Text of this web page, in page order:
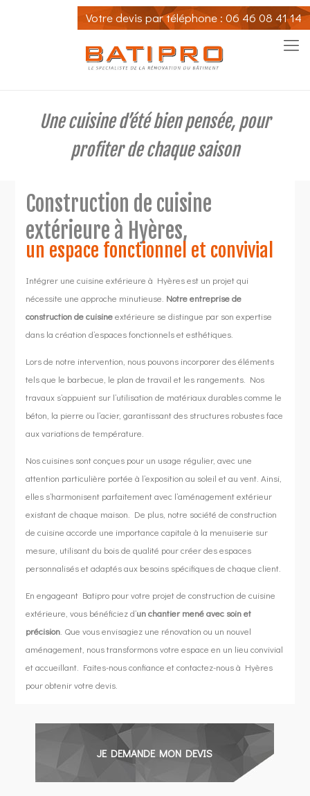
Votre devis partéléphone : 06 46 08 41 14
Une cuisine d’été bien pensée, pour
profiter de chaque saison
Construction de cuisine
extérieure à Hyères,
un espace fonctionnel et convivial
Intégrer une cuisine extérieure à Hyères est un projet qui
nécessite une approche minutieuse. Notre entreprise de
construction de cuisineextérieure se distingue par son expertise
dans la création d’espaces fonctionnels et esthétiques.
Lors de notre intervention, nous pouvons incorporer des éléments
tels que le barbecue, le plan de travail et les rangements. Nos
travaux s’appuient sur l’utilisation de matériaux durables comme le
béton, la pierre ou l’acier, garantissant des structures robustes face
aux variations de température.
Nos cuisines sont conçues pour un usage régulier, avec une
attention particulière portée à l’exposition au soleil et au vent. Ainsi,
elles s’harmonisent parfaitement avec l’aménagement extérieur
existant de chaque maison. De plus, notre société de construction
de cuisine accorde une importance capitale à la menuiserie sur
mesure, utilisant du bois de qualité pour créer des espaces
personnalisés et adaptés aux besoins spécifiques de chaque client.
En engageant Batipro pour votre projet de construction de cuisine
extérieure, vous bénéficiez d’un chantier mené avec soin et
précision. Que vous envisagiez une rénovation ou un nouvel
aménagement, nous transformons votre espace en un lieu convivial
et accueillant. Faites-nous confiance et contactez-nous à Hyères
pour obtenir votre devis.
JE DEMANDE MON DEVIS